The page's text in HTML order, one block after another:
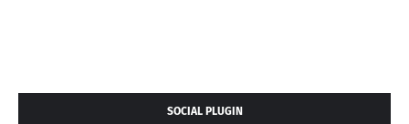
SOCIAL PLUGIN